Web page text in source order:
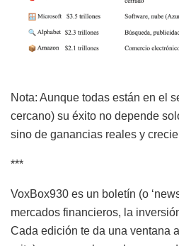
Nota: Aunque todas están en el
cercano) su éxito no depende
sino de ganancias reales y
***
VoxBox930 es un boletín (o
mercados financieros, la
Cada edición te da una ventana